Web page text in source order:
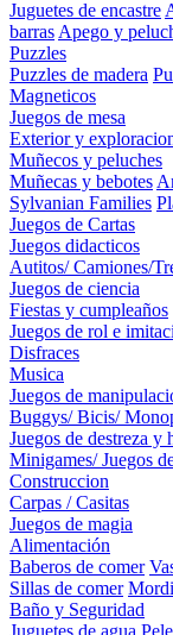
Juguetes de encastre
barras Apego y
Puzzles
Puzzles de madera
Magneticos
Juegos de mesa
Exterior y
Muñecos y peluches
Muñecas y bebotes
Sylvanian Families
Juegos de Cartas
Juegos didacticos
Autitos/ Camiones/
Juegos de ciencia
Fiestas y cumpleaños
Juegos de rol e
Disfraces
Musica
Juegos de
Buggys/ Bicis/
Juegos de destreza y
Minigames/ Juegos
Construccion
Carpas / Casitas
Juegos de magia
Alimentación
Baberos de comer
Sillas de comer
Baño y Seguridad
Juguetes de agua